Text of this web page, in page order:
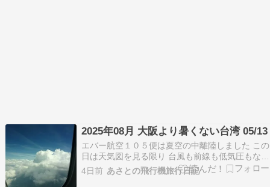
2025年08月 大阪より暑くない台湾 05/13
エバー航空１０５便は夏空の中離陸しました この
日は天気図を見る限り 台風も前線も低気圧もなく
順調なフライトだと思っていましたが 鹿児島を抜
けたあたりから積乱雲があちこちに出てきて その
4日前 あさとの飛行機旅行日記